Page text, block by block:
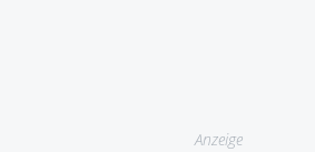
Anzeige